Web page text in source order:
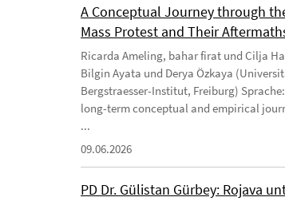
A Conceptual Journey through
Mass Protest and Their
Ricarda Ameling, bahar firat und Cilja
Bilgin Ayata und Derya Özkaya
Bergstraesser-Institut, Freiburg)
long-term conceptual and empirical
...
09.06.2026
PD Dr. Gülistan Gürbey: Rojava